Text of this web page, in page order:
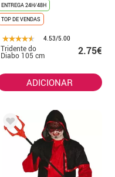
ENTREGA 24H/48H
TOP DE VENDAS
4.53/5.00
Tridente do
Diabo 105 cm 2.75€
ADICIONAR